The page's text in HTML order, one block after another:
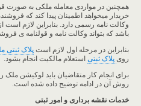
همچنین در مواردی معامله ملکی به صورت
خریدار میخواهد اطمینان پیدا کند که
وکالت نامه رسمی دارد. بنابراین لازم
باشد که بتواند وکالت نامه و قولنامه ی
بنابراین در مرحله اول لازم است پلاک ثبتی
روی پلاک ثبتی استعلام مالکیت انجام بشود.
برای انجام کار متقاضیان باید لوکیشن ملک
روش آن در ادامه توضیح داده شده است.
خدمات نقشه برداری و امور ثبتی